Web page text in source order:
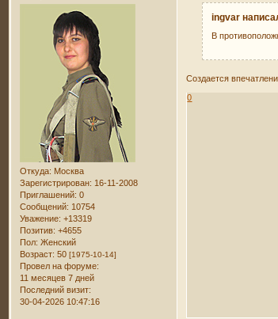
Откуда: Москва
Зарегистрирован: 16-11-2008
Приглашений: 0
Сообщений: 10754
Уважение: +13319
Позитив: +4655
Пол: Женский
Возраст: 50[1975-10-14]
Провел на форуме:
11 месяцев 7 дней
Последний визит:
30-04-2026 10:47:16
ingvar
В
Создается
0